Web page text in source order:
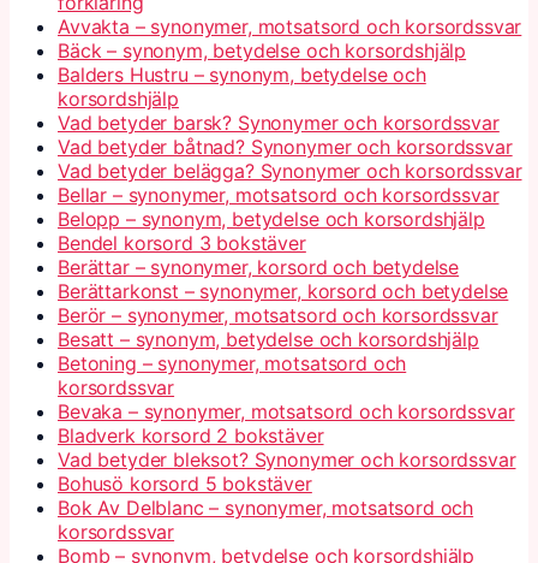
Avvakta – synonymer, motsatsord och korsordssvar
Bäck – synonym, betydelse och korsordshjälp
Balders Hustru – synonym, betydelse och
korsordshjälp
Vad betyder barsk? Synonymer och korsordssvar
Vad betyder båtnad? Synonymer och korsordssvar
Vad betyder belägga? Synonymer och korsordssvar
Bellar – synonymer, motsatsord och korsordssvar
Belopp – synonym, betydelse och korsordshjälp
Bendel korsord 3 bokstäver
Berättar – synonymer, korsord och betydelse
Berättarkonst – synonymer, korsord och betydelse
Berör – synonymer, motsatsord och korsordssvar
Besatt – synonym, betydelse och korsordshjälp
Betoning – synonymer, motsatsord och
korsordssvar
Bevaka – synonymer, motsatsord och korsordssvar
Bladverk korsord 2 bokstäver
Vad betyder bleksot? Synonymer och korsordssvar
Bohusö korsord 5 bokstäver
Bok Av Delblanc – synonymer, motsatsord och
korsordssvar
Bomb – synonym, betydelse och korsordshjälp